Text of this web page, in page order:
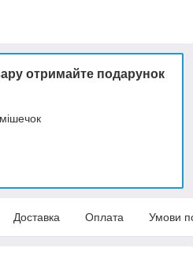
отримайте подарунок
Доставка Оплата Умови